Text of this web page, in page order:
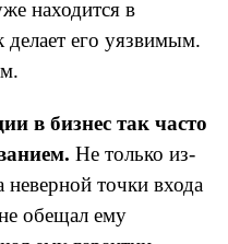
находится в
его уязвимым.
в бизнес так часто
Не только из-
неверной точки входа
обещал ему